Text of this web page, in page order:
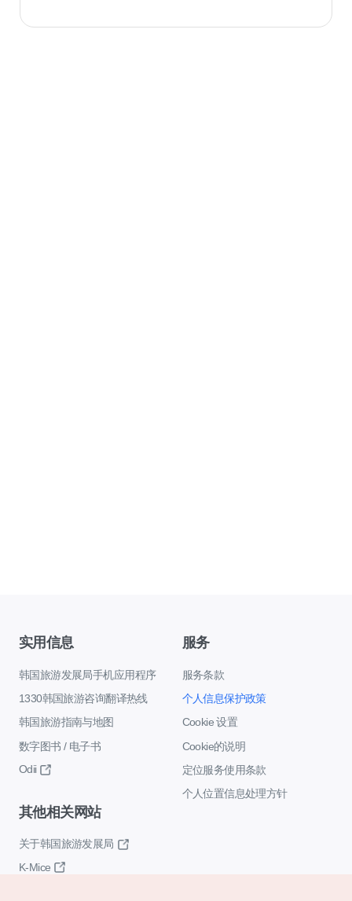
实用信息
韩国旅游发展局手机应用程序
1330韩国旅游咨询翻译热线
韩国旅游指南与地图
数字图书 / 电子书
Odii
服务
服务条款
个人信息保护政策
Cookie 设置
Cookie的说明
定位服务使用条款
个人位置信息处理方针
其他相关网站
关于韩国旅游发展局
K-Mice